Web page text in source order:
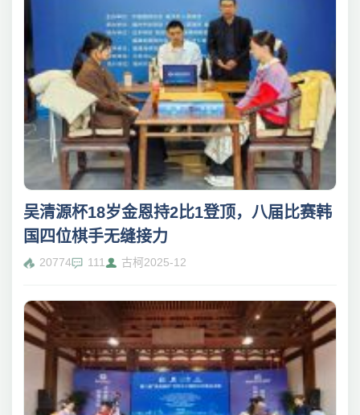
吴清源杯18岁金恩持2比1登顶，八届比赛韩
国四位棋手无缝接力
20774 111 古柯2025-12